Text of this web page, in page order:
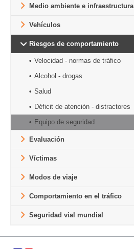
Medio ambiente e infraestructura
Vehículos
Riesgos de comportamiento
Velocidad - normas de tráfico
Alcohol - drogas
Salud
Déficit de atención - distractores
Equipo de seguridad
Evaluación
Víctimas
Modos de viaje
Comportamiento en el tráfico
Seguridad vial mundial